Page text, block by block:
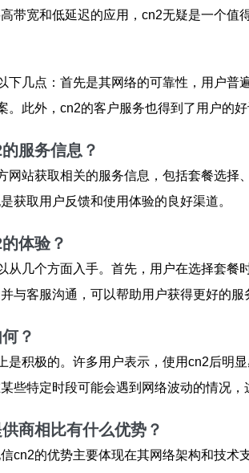
带宽和低延迟的应用，cn2无疑是一个值
下几点：首先是其网络的可靠性，用户
。此外，cn2的客户服务也得到了用户的
服务信息？
网站获取相关的服务信息，包括套餐选
获取用户反馈和使用体验的良好渠道。
体验？
从几个方面入手。首先，用户在选择套
与客服沟通，可以帮助用户获得更好的服
？
是积极的。许多用户表示，使用cn2后明
些特定时段可能会遇到网络波动的情况，
商相比有什么优势？
cn2的优势主要体现在其网络架构和技术